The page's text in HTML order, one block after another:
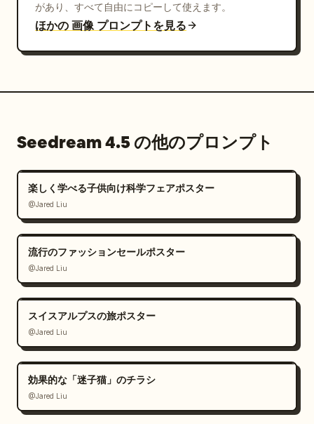
があり、すべて自由にコピーして使えます。
ほかの 画像 プロンプトを見る
Seedream 4.5 の他のプロンプト
楽しく学べる子供向け科学フェアポスター
@Jared Liu
流行のファッションセールポスター
@Jared Liu
スイスアルプスの旅ポスター
@Jared Liu
効果的な「迷子猫」のチラシ
@Jared Liu